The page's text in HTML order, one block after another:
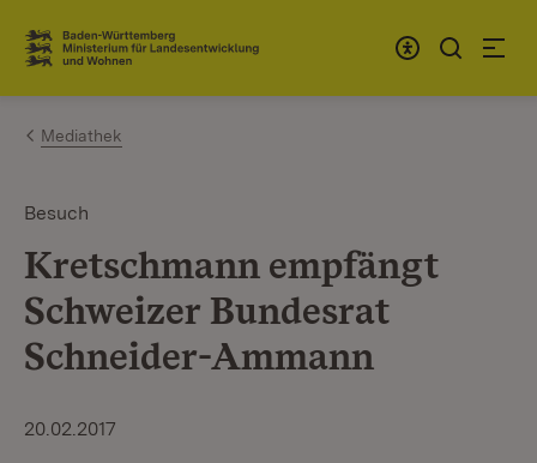
Zum Inhalt springen
Link zur Startseite
Mediathek
Besuch
Kretschmann empfängt
Schweizer Bundesrat
Schneider-Ammann
20.02.2017